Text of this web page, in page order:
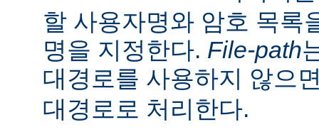
할 사용자명와 암호 목록
명을 지정한다. File-path
대경로를 사용하지 않으
대경로로 처리한다.